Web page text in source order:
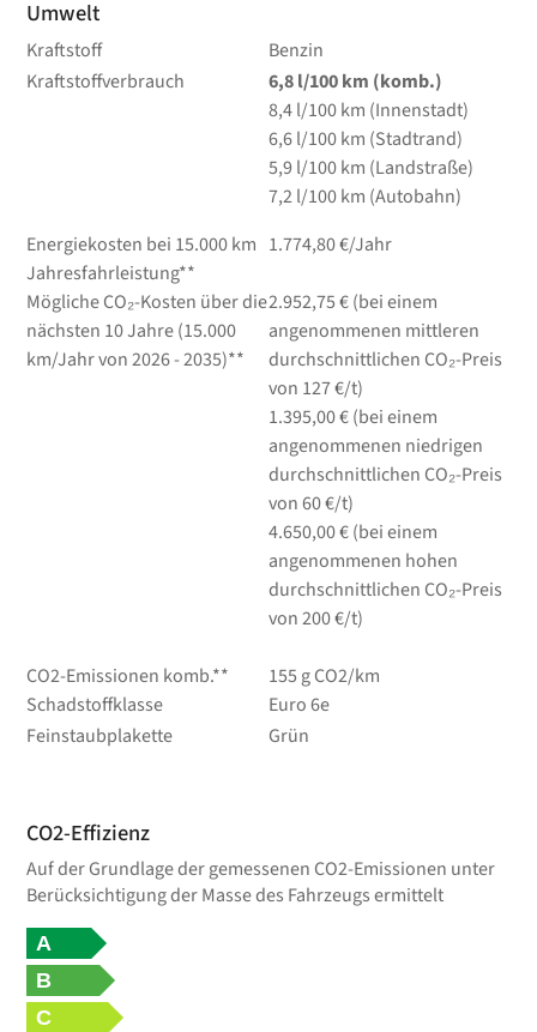
Umwelt
Kraftstoff
Benzin
Kraftstoffverbrauch
6,8l/100 km (komb.)
8,4l/100 km (Innenstadt)
6,6l/100 km (Stadtrand)
5,9l/100 km (Landstraße)
7,2l/100 km (Autobahn)
Energiekosten bei 15.000 km
Jahresfahrleistung**
1.774,80 €/Jahr
Mögliche CO₂-Kosten über die
nächsten 10 Jahre (15.000
km/Jahr von 2026 - 2035)**
2.952,75 € (bei einem
angenommenen mittleren
durchschnittlichen CO₂-Preis
von 127 €/t)
1.395,00 € (bei einem
angenommenen niedrigen
durchschnittlichen CO₂-Preis
von 60 €/t)
4.650,00 € (bei einem
angenommenen hohen
durchschnittlichen CO₂-Preis
von 200 €/t)
CO2-Emissionen komb.**
155 g CO2/km
Schadstoffklasse
Euro 6e
Feinstaubplakette
Grün
CO2-Effizienz
Auf der Grundlage der gemessenen CO2-Emissionen unter
Berücksichtigung der Masse des Fahrzeugs ermittelt
A
B
C